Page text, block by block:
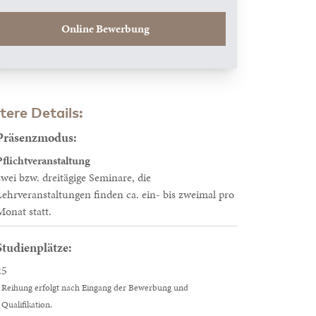
Online Bewerbung
Details:
bzw. dreitägige Seminare, die
finden ca. ein- bis zweimal pro
statt.
Reihung erfolgt nach Eingang der Bewerbung und
Qualifikation.